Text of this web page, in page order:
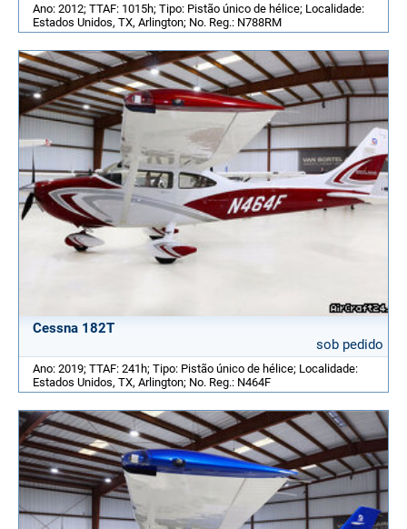
Ano: 2012; TTAF: 1015h; Tipo: Pistão único de hélice; Localidade:
Estados Unidos, TX, Arlington; No. Reg.: N788RM
Cessna 182T
sob pedido
Ano: 2019; TTAF: 241h; Tipo: Pistão único de hélice; Localidade:
Estados Unidos, TX, Arlington; No. Reg.: N464F